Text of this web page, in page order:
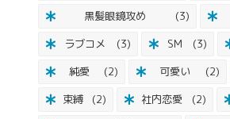
黒髪眼鏡攻め
(3)
ラブコメ
(3) SM (3)
純愛
(2) 可愛い (2)
束縛
(2) 社内恋愛 (2)